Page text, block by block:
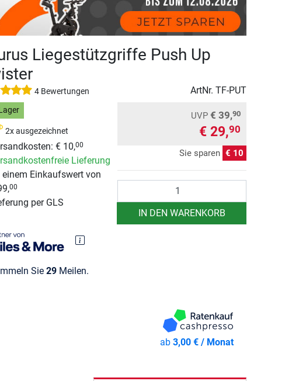
Liegestützgriffe Push Up
4 Bewertungen ArtNr. TF-PUT
2x ausgezeichnet
€ 10,00
Lieferung
einem Einkaufswert von
00
per GLS
Sie 29Meilen.
UVP € 39,90
€ 29,90
Sie sparen € 10
IN DEN WARENKORB
ab3,00 € / Monat